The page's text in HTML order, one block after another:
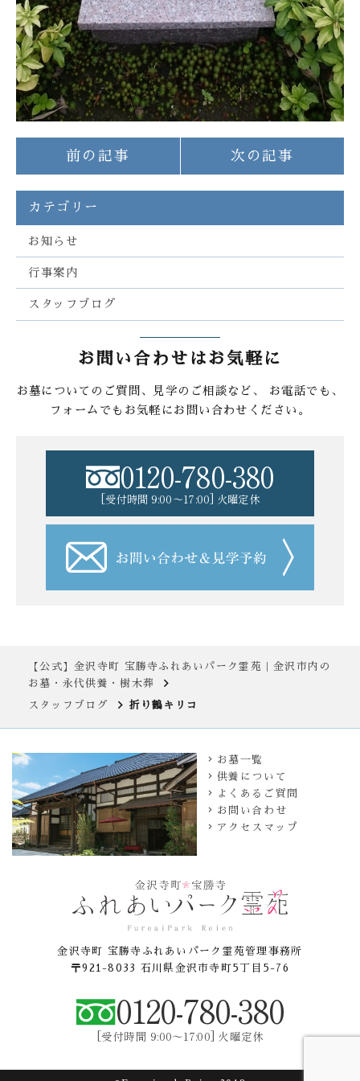
前の記事 次の記事
カテゴリー
お知らせ
行事案内
スタッフブログ
お問い合わせはお気軽に
お墓についてのご質問、見学のご相談など、
お電話でも、
フォームでもお気軽にお問い合わせください。
0120-780-380
[受付時間 9:00〜17:00] 火曜定休
【公式】金沢寺町 宝勝寺ふれあいパーク霊苑｜金沢市内の
お墓・永代供養・樹木葬
スタッフブログ 折り鶴キリコ
お墓一覧
供養について
よくあるご質問
お問い合わせ
アクセスマップ
金沢寺町 宝勝寺ふれあいパーク霊苑管理事務所
〒921-8033 石川県金沢市寺町5丁目5-76
0120-780-380
[受付時間 9:00〜17:00] 火曜定休